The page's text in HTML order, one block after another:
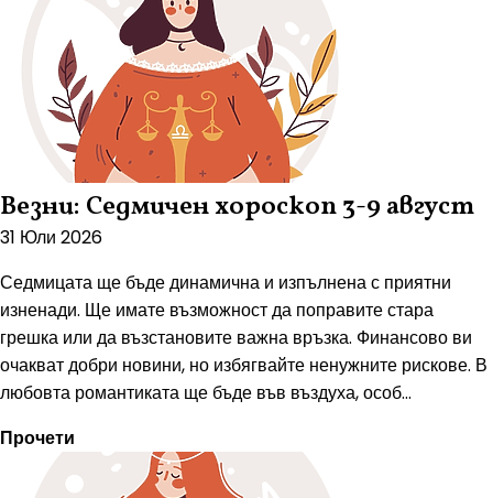
Везни: Седмичен хороскоп 3-9 август
31 Юли 2026
Седмицата ще бъде динамична и изпълнена с приятни
изненади. Ще имате възможност да поправите стара
грешка или да възстановите важна връзка. Финансово ви
очакват добри новини, но избягвайте ненужните рискове. В
любовта романтиката ще бъде във въздуха, особ...
Прочети